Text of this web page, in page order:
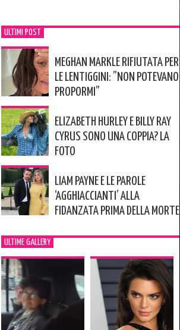
ULTIMI POST
MEGHAN MARKLE RIFIUTATA PER
LE LENTIGGINI: ”NON POTEVANO
PROPORMI”
ELIZABETH HURLEY E BILLY RAY
CYRUS SONO UNA COPPIA? LA
FOTO
LIAM PAYNE E LE PAROLE
‘AGGHIACCIANTI’ ALLA
FIDANZATA PRIMA DELLA MORTE
ULTIME GALLERY